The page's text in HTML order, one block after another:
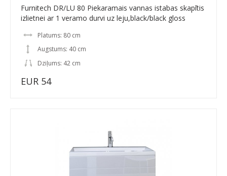
Furnitech DR/LU 80 Piekaramais vannas istabas skapītis
izlietnei ar 1 veramo durvi uz leju,black/black gloss
Platums: 80 cm
Augstums: 40 cm
Dziļums: 42 cm
EUR 54